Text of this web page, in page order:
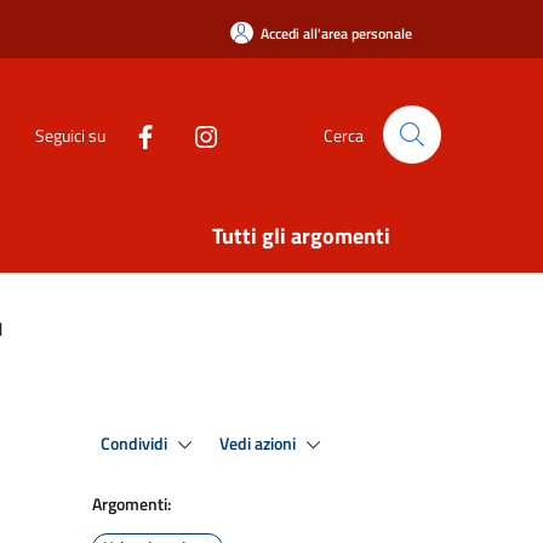
Accedi all'area personale
Seguici su Cerca
Tutti gli argomenti
Condividi Vedi azioni
Argomenti: